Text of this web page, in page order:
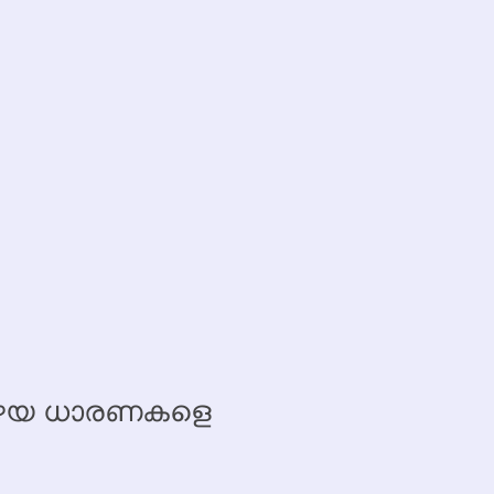
ധാരണകളെ